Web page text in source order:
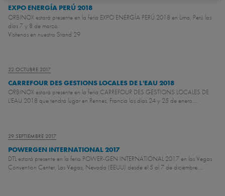
EXPO ENERGÍA PERÚ 2018
ORBINOX estará presente en la feria EXPO ENERGÍA PERÚ 2018 en Lima, Perú los
días 7 y 8 de marzo.
Visítenos en nuestro Stand 29
22 OCTUBRE 2017
CARREFOUR DES GESTIONS LOCALES DE L'EAU 2018
ORBINOX estará presente en la feria CARREFOUR DES GESTIONS LOCALES DE
L'EAU 2018 que tendrá lugar en Rennes, Francia los días 24 y 25 de enero....
29 SEPTIEMBRE 2017
POWERGEN INTERNATIONAL 2017
DTL estará presente en la feria POWER-GEN INTERNATIONAL 2017 en las Vegas
Convention Center, Las Vegas, Nevada (EEUU) desde el 5 al 7 de diciembre....